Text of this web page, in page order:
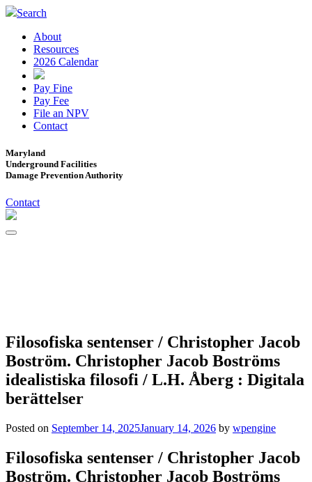
Search
About
Resources
2026 Calendar
Pay Fine
Pay Fee
File an NPV
Contact
Maryland
Underground Facilities
Damage Prevention Authority
Contact
Filosofiska sentenser / Christopher Jacob
Boström. Christopher Jacob Boströms
idealistiska filosofi / L.H. Åberg : Digitala
berättelser
Posted on September 14, 2025January 14, 2026 by wpengine
Filosofiska sentenser / Christopher Jacob
Boström. Christopher Jacob Boströms